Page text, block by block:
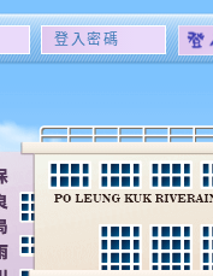
登
名
稱
登
密
碼